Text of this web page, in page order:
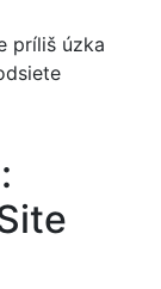
príliš úzka